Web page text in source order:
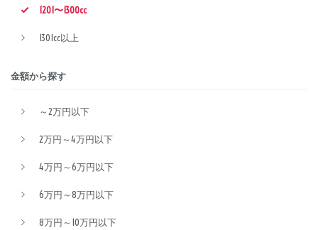
1201〜1300cc
1301cc以上
金額から探す
～2万円以下
2万円～4万円以下
4万円～6万円以下
6万円～8万円以下
8万円～10万円以下